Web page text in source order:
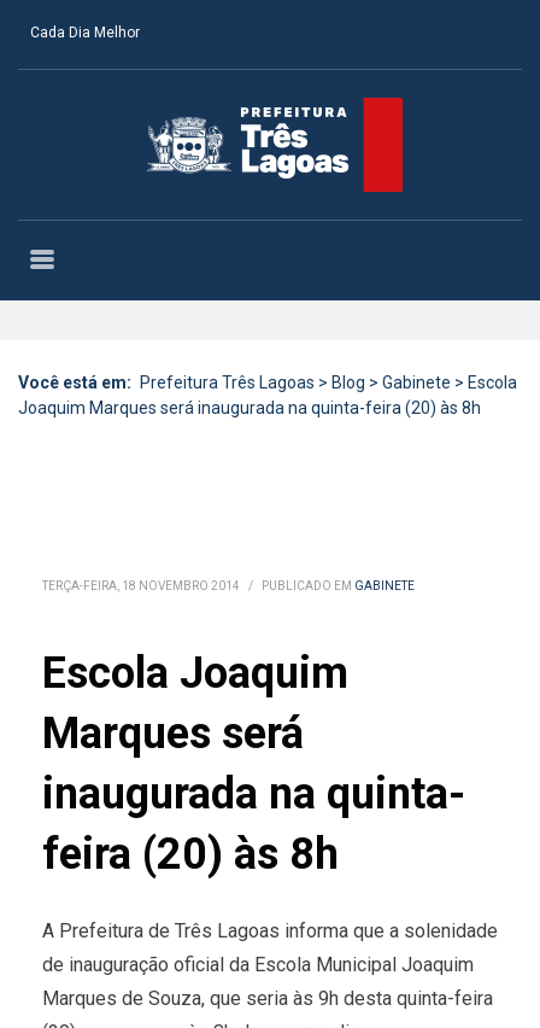
Cada Dia Melhor
Você está em: Prefeitura Três Lagoas > Blog > Gabinete > Escola
Joaquim Marques será inaugurada na quinta-feira (20) às 8h
TERÇA-FEIRA, 18 NOVEMBRO 2014 / PUBLICADO EM GABINETE
Escola Joaquim
Marques será
inaugurada na quinta-
feira (20) às 8h
A Prefeitura de Três Lagoas informa que a solenidade
de inauguração oficial da Escola Municipal Joaquim
Marques de Souza, que seria às 9h desta quinta-feira